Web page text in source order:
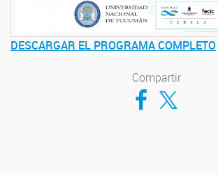
DESCARGAR EL PROGRAMA COMPLETO
Compartir
Compartir en Facebook
Compartir en Twitter